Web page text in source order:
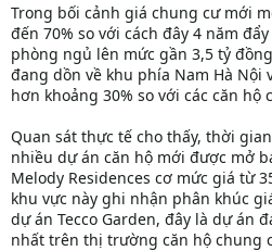
Trong bối cảnh giá chung cư mới
đến 70% so với cách đây 4 năm
phòng ngủ lên mức gần 3,5 tỷ
đang dồn về khu phía Nam Hà
hơn khoảng 30% so với các căn hộ
Quan sát thực tế cho thấy, thời
nhiều dự án căn hộ mới được mở
Melody Residences cơ mức giá từ
khu vực này ghi nhận phân khúc
dự án Tecco Garden, đây là dự án
nhất trên thị trường căn hộ chung